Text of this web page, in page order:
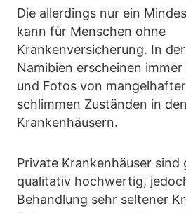
Die allerdings nur ein
kann für Menschen ohne
Krankenversicherung. In
Namibien erscheinen
und Fotos von
schlimmen Zuständen in
Krankenhäusern.
Private Krankenhäuser
qualitativ hochwertig,
Behandlung sehr seltener